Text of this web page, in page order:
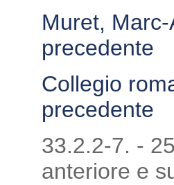
Muret,
precedente
Collegio
precedente
33.2.2-7. -
anteriore e